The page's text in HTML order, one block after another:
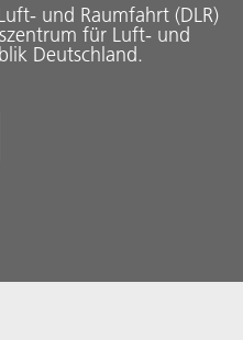
und Raumfahrt (DLR)
für Luft- und
Deutschland.